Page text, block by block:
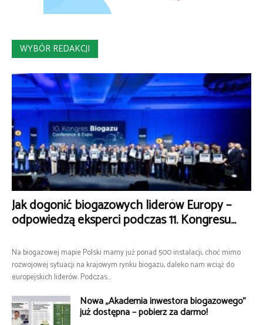
WYBÓR REDAKCJI
Jak dogonić biogazowych liderów Europy –
odpowiedzą eksperci podczas 11. Kongresu...
Na biogazowej mapie Polski mamy już ponad 500 instalacji, choć mimo
rozwojowej sytuacji na krajowym rynku biogazu, daleko nam wciąż do
europejskich liderów. Podczas...
Nowa „Akademia inwestora biogazowego”
już dostępna – pobierz za darmo!